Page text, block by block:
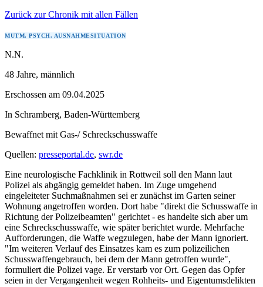
Zurück zur Chronik mit allen Fällen
MUTM. PSYCH. AUSNAHMESITUATION
N.N.
48 Jahre, männlich
Erschossen am 09.04.2025
In Schramberg, Baden-Württemberg
Bewaffnet mit Gas-/ Schreckschusswaffe
Quellen: presseportal.de, swr.de
Eine neurologische Fachklinik in Rottweil soll den Mann laut
Polizei als abgängig gemeldet haben. Im Zuge umgehend
eingeleiteter Suchmaßnahmen sei er zunächst im Garten seiner
Wohnung angetroffen worden. Dort habe "direkt die Schusswaffe in
Richtung der Polizeibeamten" gerichtet - es handelte sich aber um
eine Schreckschusswaffe, wie später berichtet wurde. Mehrfache
Aufforderungen, die Waffe wegzulegen, habe der Mann ignoriert.
"Im weiteren Verlauf des Einsatzes kam es zum polizeilichen
Schusswaffengebrauch, bei dem der Mann getroffen wurde",
formuliert die Polizei vage. Er verstarb vor Ort. Gegen das Opfer
seien in der Vergangenheit wegen Rohheits- und Eigentumsdelikten